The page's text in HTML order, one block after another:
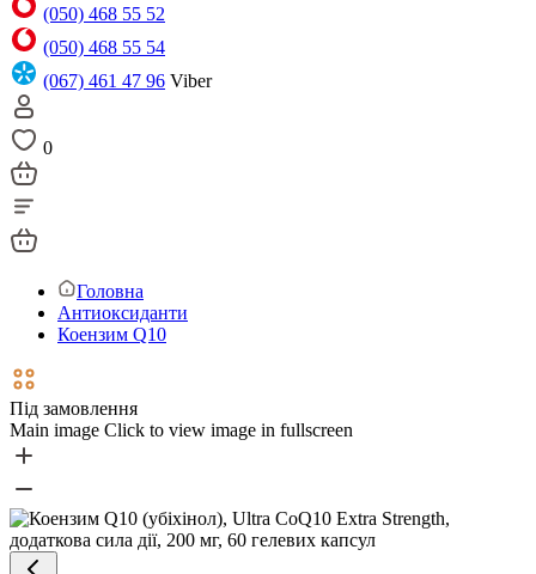
(050) 468 55 52
(050) 468 55 54
(067) 461 47 96 Viber
0
Головна
Антиоксиданти
Коензим Q10
Під замовлення
Main image Click to view image in fullscreen